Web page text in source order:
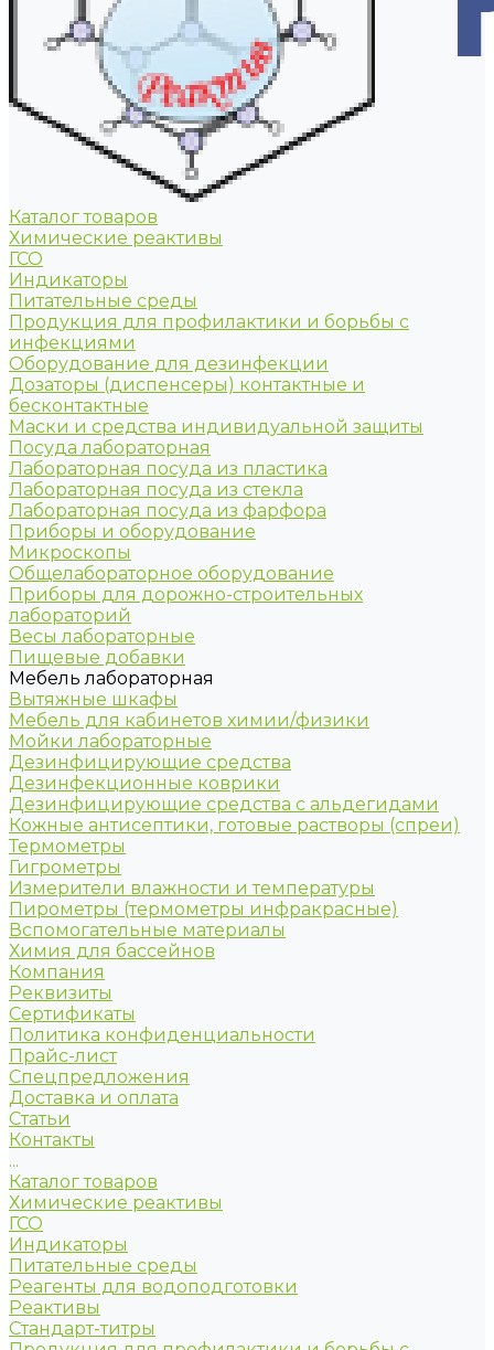
Каталог товаров
Химические реактивы
ГСО
Индикаторы
Питательные среды
Продукция для профилактики и борьбы с
инфекциями
Оборудование для дезинфекции
Дозаторы (диспенсеры) контактные и
бесконтактные
Маски и средства индивидуальной защиты
Посуда лабораторная
Лабораторная посуда из пластика
Лабораторная посуда из стекла
Лабораторная посуда из фарфора
Приборы и оборудование
Микроскопы
Общелабораторное оборудование
Приборы для дорожно-строительных
лабораторий
Весы лабораторные
Пищевые добавки
Мебель лабораторная
Вытяжные шкафы
Мебель для кабинетов химии/физики
Мойки лабораторные
Дезинфицирующие средства
Дезинфекционные коврики
Дезинфицирующие средства с альдегидами
Кожные антисептики, готовые растворы (спреи)
Термометры
Гигрометры
Измерители влажности и температуры
Пирометры (термометры инфракрасные)
Вспомогательные материалы
Химия для бассейнов
Компания
Реквизиты
Сертификаты
Политика конфиденциальности
Прайс-лист
Спецпредложения
Доставка и оплата
Статьи
Контакты
...
Каталог товаров
Химические реактивы
ГСО
Индикаторы
Питательные среды
Реагенты для водоподготовки
Реактивы
Стандарт-титры